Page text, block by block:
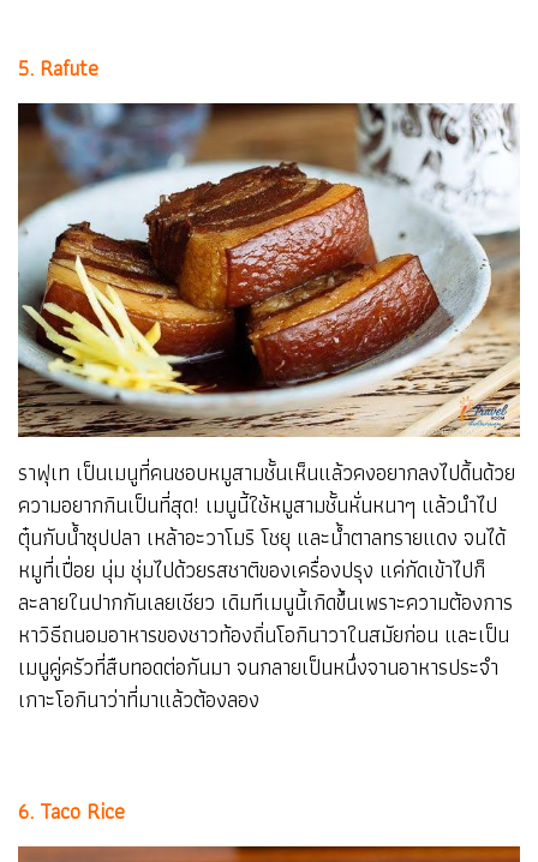
5. Rafute
ราฟุเท เป็นเมนูที่คนชอบหมูสามชั้นเห็นแล้วคงอยากลงไปดิ้นด้วย
ความอยากกินเป็นที่สุด! เมนูนี้ใช้หมูสามชั้นหั่นหนาๆ แล้วนำไป
ตุ๋นกับน้ำซุปปลา เหล้าอะวาโมริ โชยุ และน้ำตาลทรายแดง จนได้
หมูที่เปื่อย นุ่ม ชุ่มไปด้วยรสชาติของเครื่องปรุง แค่กัดเข้าไปก็
ละลายในปากกันเลยเชียว เดิมทีเมนูนี้เกิดขึ้นเพราะความต้องการ
หาวิธีถนอมอาหารของชาวท้องถิ่นโอกินาวาในสมัยก่อน และเป็น
เมนูคู่ครัวที่สืบทอดต่อกันมา จนกลายเป็นหนึ่งจานอาหารประจำ
เกาะโอกินาว่าที่มาแล้วต้องลอง
6. Taco Rice